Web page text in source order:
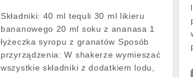
Składniki: 40 ml tequli 30 ml likieru
bananowego 20 ml soku z ananasa 1
łyżeczka syropu z granatów Sposób
przyrządzenia: W shakerze wymieszać
wszystkie składniki z dodatkiem lodu,